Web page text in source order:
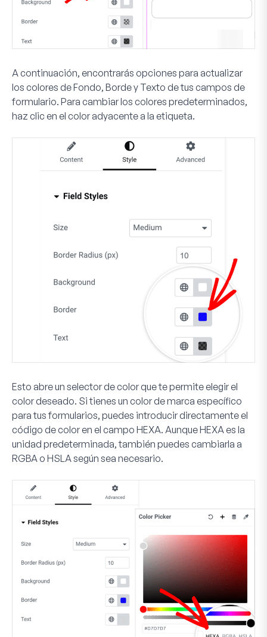
A continuación, encontrarás opciones para actualizar
los colores deFondo, Bordey Texto de tus campos de
formulario. Para cambiar los colores predeterminados,
haz clic en el color adyacente a la etiqueta.
Esto abre un selector de color que te permite elegir el
color deseado. Si tienes un color de marca específico
para tus formularios, puedes introducir directamente el
código de color en el campo HEXA. Aunque HEXA es la
unidad predeterminada, también puedes cambiarla a
RGBA o HSLA según sea necesario.